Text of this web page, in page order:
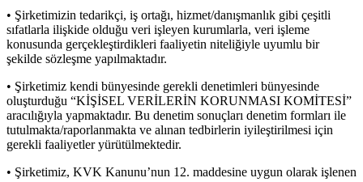
• Şirketimizin tedarikçi, iş ortağı, hizmet/danışmanlık gibi çeşitli
sıfatlarla ilişkide olduğu veri işleyen kurumlarla, veri işleme
konusunda gerçekleştirdikleri faaliyetin niteliğiyle uyumlu bir
şekilde sözleşme yapılmaktadır.
• Şirketimiz kendi bünyesinde gerekli denetimleri bünyesinde
oluşturduğu “KİŞİSEL VERİLERİN KORUNMASI KOMİTESİ”
aracılığıyla yapmaktadır. Bu denetim sonuçları denetim formları ile
tutulmakta/raporlanmakta ve alınan tedbirlerin iyileştirilmesi için
gerekli faaliyetler yürütülmektedir.
• Şirketimiz, KVK Kanunu’nun 12. maddesine uygun olarak işlenen